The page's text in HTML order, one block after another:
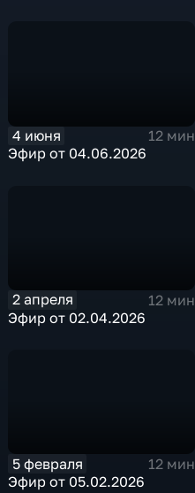
4 июня
12 мин
Эфир от 04.06.2026
2 апреля
12 мин
Эфир от 02.04.2026
5 февраля
12 мин
Эфир от 05.02.2026